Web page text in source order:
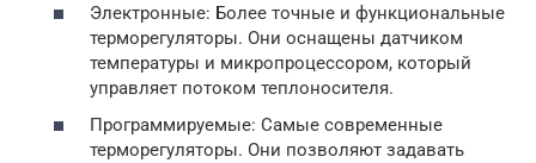
Электронные: Более точные и функциональные
терморегуляторы. Они оснащены датчиком
температуры и микропроцессором, который
управляет потоком теплоносителя.
Программируемые: Самые современные
терморегуляторы. Они позволяют задавать